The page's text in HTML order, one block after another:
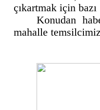
çıkartmak için
Konudan
mahalle